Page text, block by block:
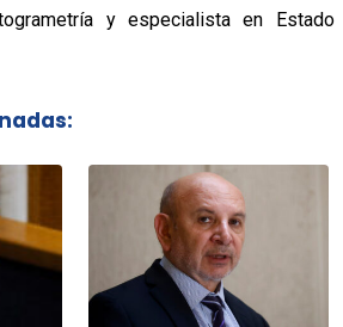
y especialista en Estado